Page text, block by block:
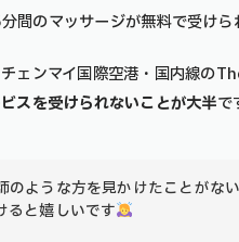
間のマッサージが無料で受けら
チェンマイ国際空港・国内線
スを受けられないことが大半で
のような方を見かけたことがな
ると嬉しいです